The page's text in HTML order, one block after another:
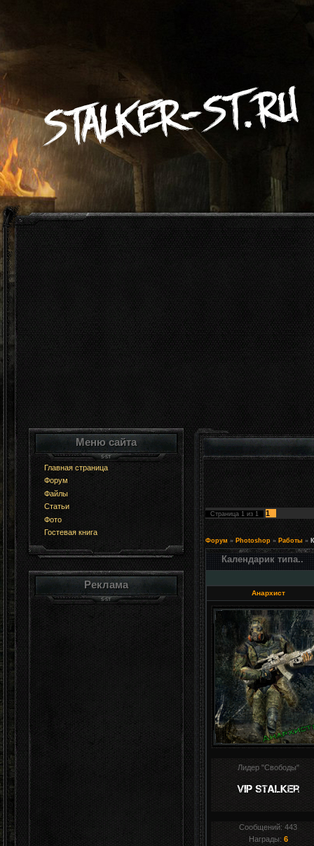
Меню сайта
Главная страница
Форум
Файлы
Статьи
Фото
Гостевая книга
Реклама
Страница 1 из 1 1
Форум » Photoshop » Работы »
Календарик типа..
Анархист
Лидер "Свободы"
Сообщений:443
Награды: 6